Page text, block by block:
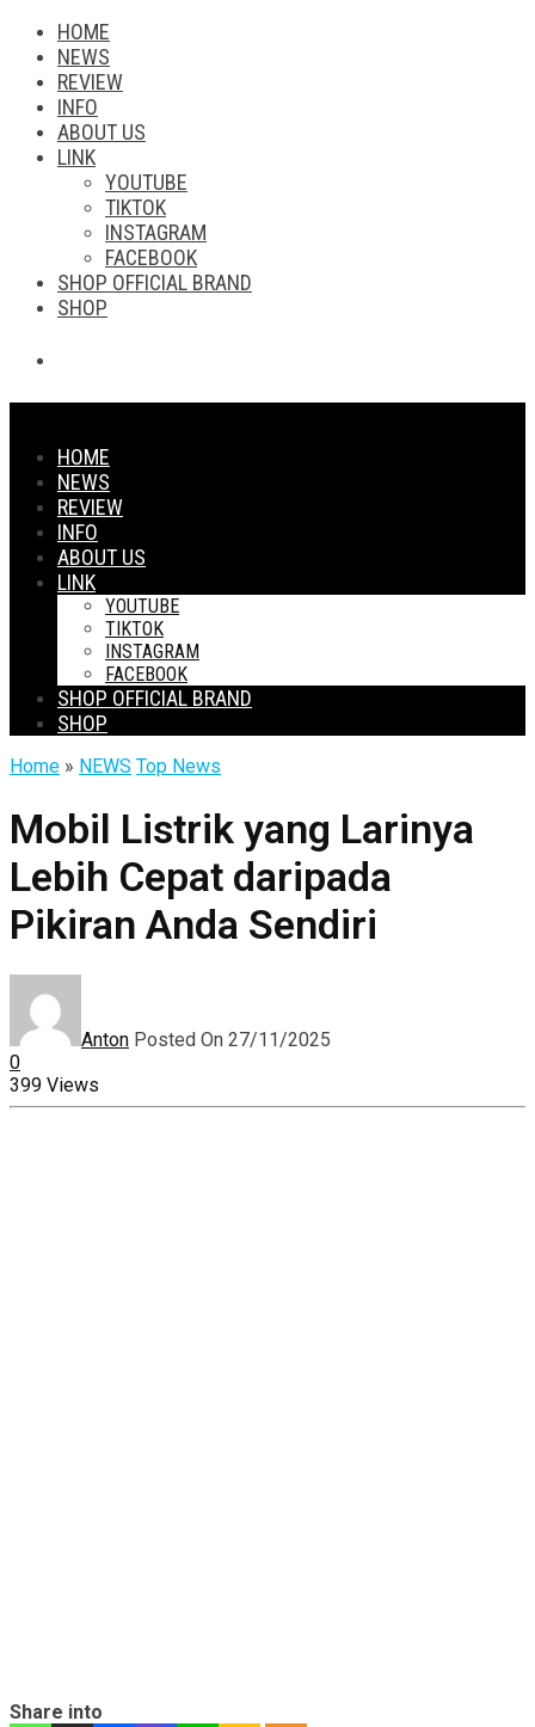
HOME
NEWS
REVIEW
INFO
ABOUT US
LINK
YOUTUBE
TIKTOK
INSTAGRAM
FACEBOOK
SHOP OFFICIAL BRAND
SHOP
HOME
NEWS
REVIEW
INFO
ABOUT US
LINK
YOUTUBE
TIKTOK
INSTAGRAM
FACEBOOK
SHOP OFFICIAL BRAND
SHOP
Home » NEWS Top News
Mobil Listrik yang Larinya
Lebih Cepat daripada
Pikiran Anda Sendiri
Anton Posted On 27/11/2025
0
399 Views
Share into